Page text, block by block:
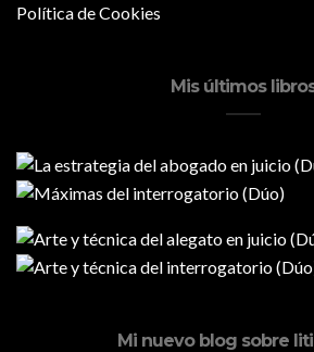
Política de Cookies
Mis últimos
Mi nuevo blog sobre